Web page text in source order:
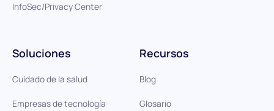
Soluciones
Cuidado de la salud
Empresas de tecnología
Recursos
Blog
Glosario
InfoSec/Privacy Center